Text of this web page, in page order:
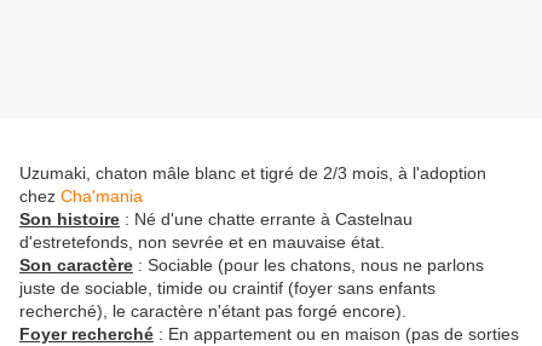
Uzumaki, chaton mâle blanc et tigré de 2/3 mois, à l'adoption
chez Cha'mania
Son histoire : Né d'une chatte errante à Castelnau
d'estretefonds, non sevrée et en mauvaise état.
Son caractère : Sociable (pour les chatons, nous ne parlons
juste de sociable, timide ou craintif (foyer sans enfants
recherché), le caractère n'étant pas forgé encore).
Foyer recherché : En appartement ou en maison (pas de sorties